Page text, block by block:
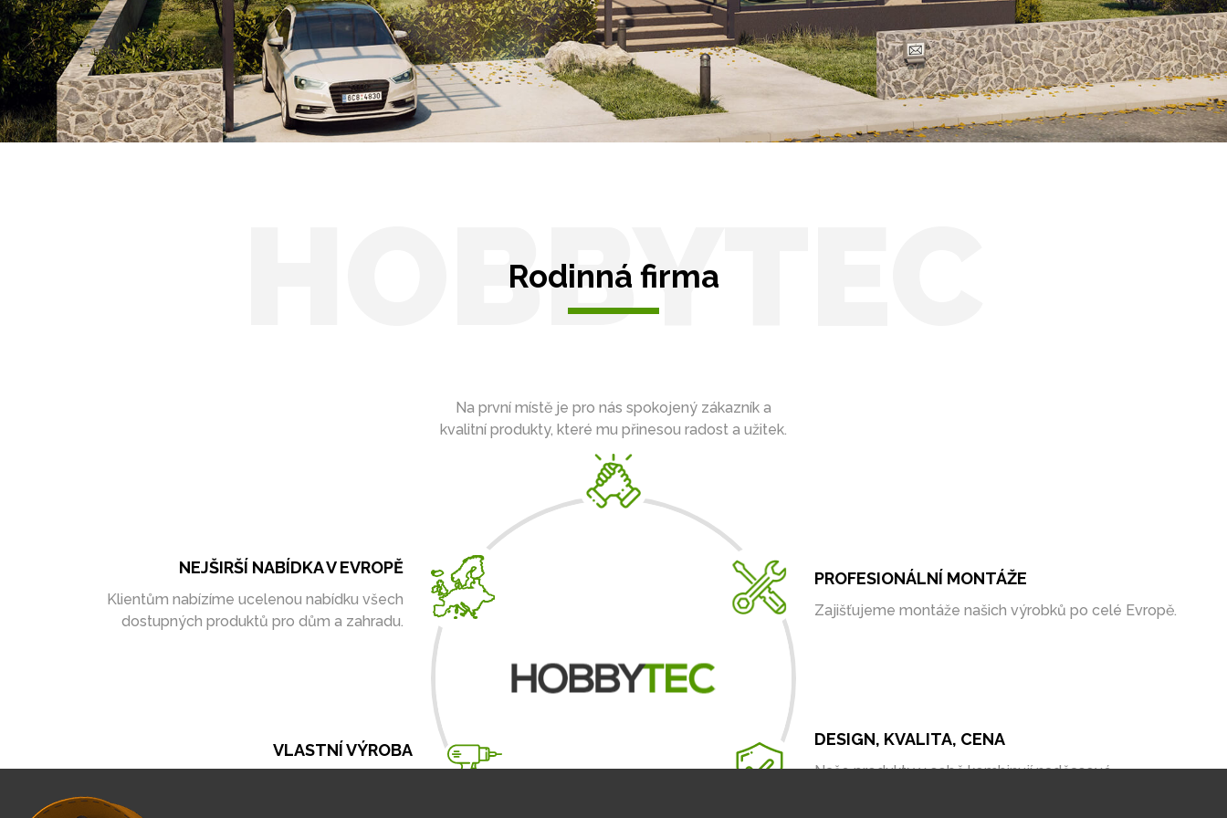
Solární přístřešky pro auto
HOBBYTEC
Rodinná firma
Na první místě je pro nás spokojený zákazník a
kvalitní produkty, které mu přinesou radost a užitek.
PROFESIONÁLNÍ MONTÁŽE
Zajišťujeme montáže našich výrobků po celé Evropě.
DESIGN, KVALITA, CENA
Naše produkty v sobě kombinují nadčasové
VLASTNÍ VÝROBA
NEJŠIRŠÍ NABÍDKA V EVROPĚ
Klientům nabízíme ucelenou nabídku všech
dostupných produktů pro dům a zahradu.